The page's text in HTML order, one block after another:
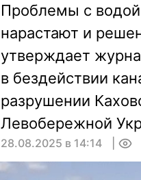
Проблемы с
нарастают и
утверждает
в бездействии
разрушении
Левобережной
28.08.2025 в 14:14